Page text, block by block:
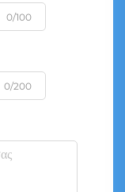
0/100
0/200